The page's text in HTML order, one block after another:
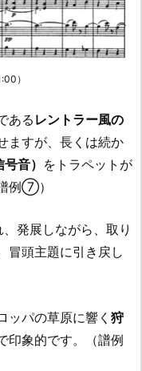
）
ある レントラー風の
ますが、長くは続か
音） をトラペットが
例⑦）
発展しながら、取り
冒頭主題に引き戻し
ッパの草原に響く 狩
印象的です。（譜例